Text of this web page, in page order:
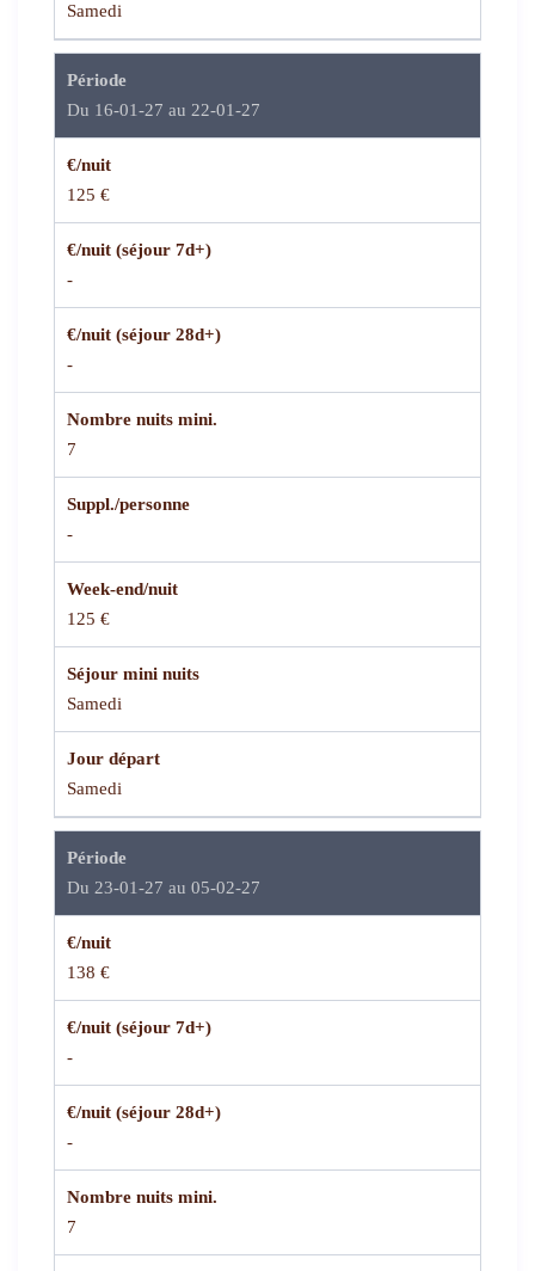
Samedi
Période
Du 16-01-27 au 22-01-27
€/nuit
125 €
€/nuit (séjour 7d+)
-
€/nuit (séjour 28d+)
-
Nombre nuits mini.
7
Suppl./personne
-
Week-end/nuit
125 €
Séjour mini nuits
Samedi
Jour départ
Samedi
Période
Du 23-01-27 au 05-02-27
€/nuit
138 €
€/nuit (séjour 7d+)
-
€/nuit (séjour 28d+)
-
Nombre nuits mini.
7